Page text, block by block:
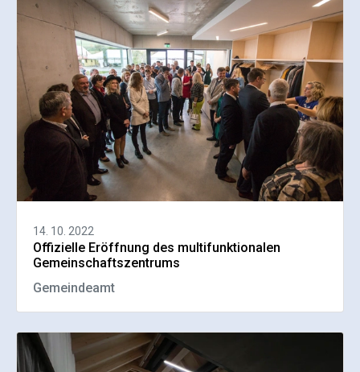
14. 10. 2022
Offizielle Eröffnung des multifunktionalen
Gemeinschaftszentrums
Gemeindeamt